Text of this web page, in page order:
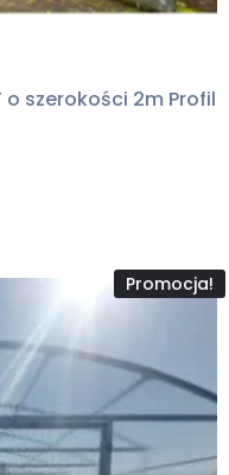
o szerokości 2m Profil
Promocja!